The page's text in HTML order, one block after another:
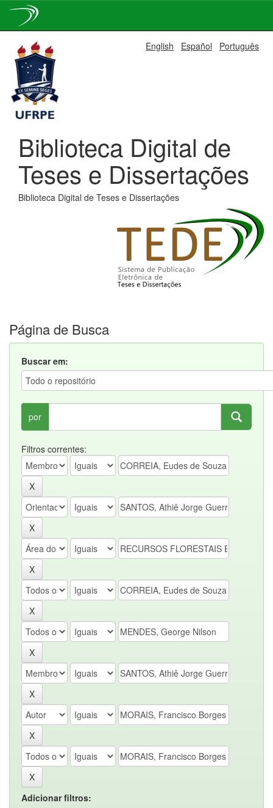
navigation
English Español Português
Biblioteca Digital de
Teses e Dissertações
Biblioteca Digital de Teses e Dissertações
Página de Busca
Buscar em:
por
Filtros correntes:
Adicionar filtros: